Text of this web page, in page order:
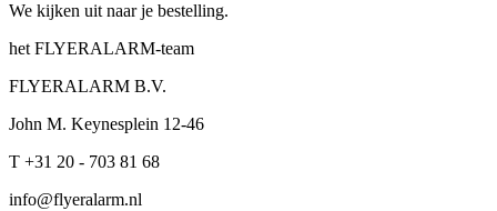
We kijken uit naar je bestelling.
het FLYERALARM-team
FLYERALARM B.V.
John M. Keynesplein 12-46
T +31 20 - 703 81 68
info@flyeralarm.nl